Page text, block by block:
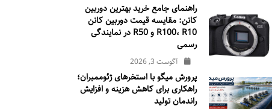
راهنمای جامع خرید بهترین دوربین
کانن: مقایسه قیمت دوربین کانن
R100، R10 و R50 در نمایندگی
رسمی
آگوست 3, 2026
پرورش میگو با استخرهای ژئوممبران؛
راهکاری برای کاهش هزینه و افزایش
راندمان تولید